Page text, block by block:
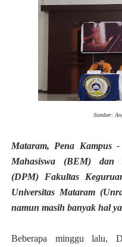
Sumber:
Mataram, Pena Kampus
Mahasiswa (BEM) dan
(DPM) Fakultas
Universitas Mataram
namun masih banyak hal
Beberapa minggu lalu,